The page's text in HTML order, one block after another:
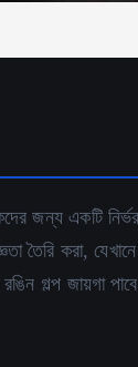
জন্য একটি
তৈরি করা,
গল্প জায়গা